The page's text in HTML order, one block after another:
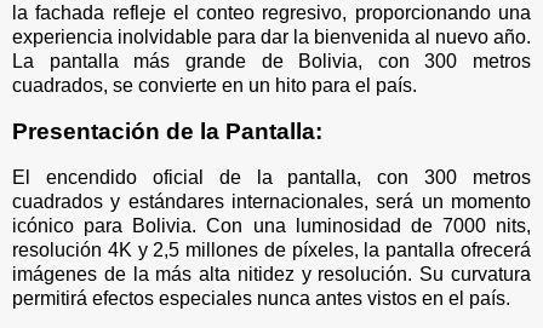
la fachada refleje el conteo regresivo, proporcionando una
experiencia inolvidable para dar la bienvenida al nuevo año.
La pantalla más grande de Bolivia, con 300 metros
cuadrados, se convierte en un hito para el país.
Presentación de la Pantalla:
El encendido oficial de la pantalla, con 300 metros
cuadrados y estándares internacionales, será un momento
icónico para Bolivia. Con una luminosidad de 7000 nits,
resolución 4K y 2,5 millones de píxeles, la pantalla ofrecerá
imágenes de la más alta nitidez y resolución. Su curvatura
permitirá efectos especiales nunca antes vistos en el país.